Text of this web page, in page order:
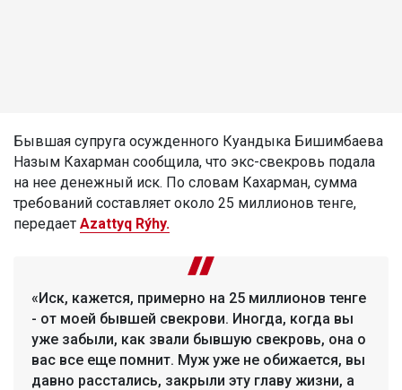
Бывшая супруга осужденного Куандыка Бишимбаева
Назым Кахарман сообщила, что экс-свекровь подала
на нее денежный иск. По словам Кахарман, сумма
требований составляет около 25 миллионов тенге,
передает Azattyq Rýhy.
«Иск, кажется, примерно на 25 миллионов тенге
- от моей бывшей свекрови. Иногда, когда вы
уже забыли, как звали бывшую свекровь, она о
вас все еще помнит. Муж уже не обижается, вы
давно расстались, закрыли эту главу жизни, а